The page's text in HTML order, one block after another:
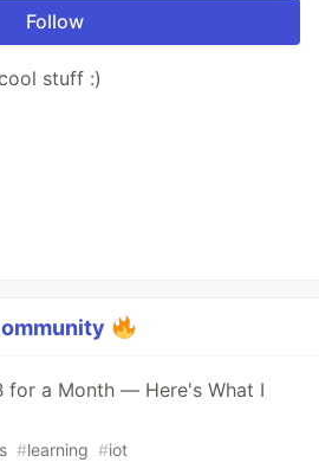
Follow
stuff :)
for a Month — Here's What I
#learning #iot